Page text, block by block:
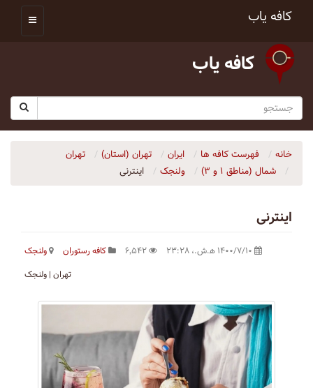
کافه یاب
کافه یاب
خانه فهرست کافه ها ایران تهران (استان)
تهران
شمال (مناطق ۱ و ۳)
ولنجک اینترنی
اینترنی
کافه رستوران
ولنجک
تهران | ولنجک‌